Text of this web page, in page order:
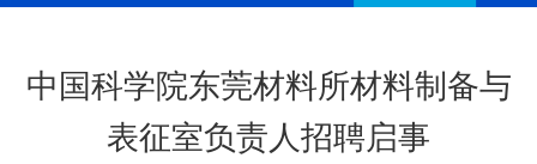
中国科学院东莞材料所材料制备与
表征室负责人招聘启事